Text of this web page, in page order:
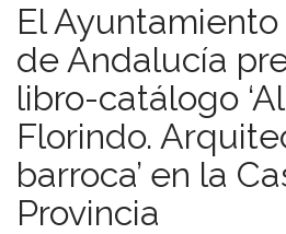
El
de Andalucía
libro-catálogo
Florindo.
barroca’ en la
Provincia